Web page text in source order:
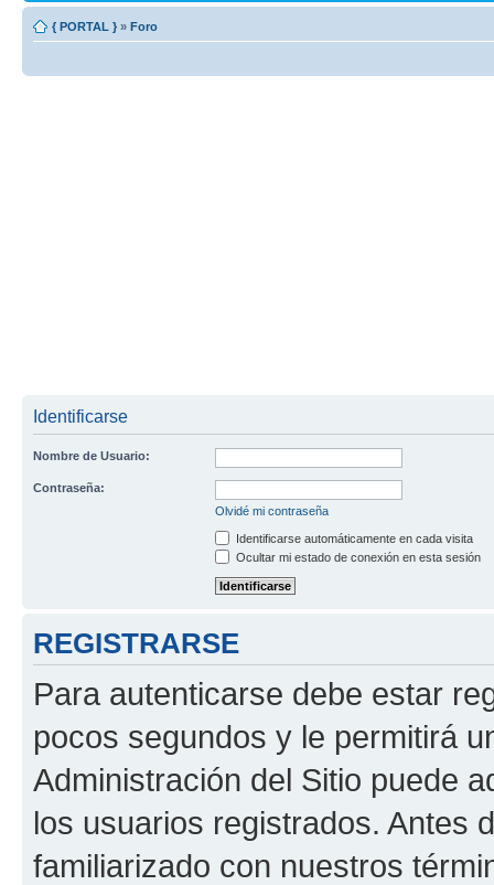
{ PORTAL } » Foro
Identificarse
Nombre de Usuario:
Contraseña:
Olvidé mi contraseña
Identificarse automáticamente en cada visita
Ocultar mi estado de conexión en esta sesión
REGISTRARSE
Para autenticarse debe estar
pocos segundos y le permitirá
Administración del Sitio puede
los usuarios registrados. Antes
familiarizado con nuestros